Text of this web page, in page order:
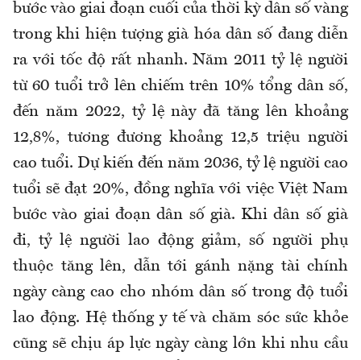
bước vào giai đoạn cuối của thời kỳ dân số vàng
trong khi hiện tượng già hóa dân số đang diễn
ra với tốc độ rất nhanh. Năm 2011 tỷ lệ người
từ 60 tuổi trở lên chiếm trên 10% tổng dân số,
đến năm 2022, tỷ lệ này đã tăng lên khoảng
12,8%, tương đương khoảng 12,5 triệu người
cao tuổi. Dự kiến đến năm 2036, tỷ lệ người cao
tuổi sẽ đạt 20%, đồng nghĩa với việc Việt Nam
bước vào giai đoạn dân số già. Khi dân số già
đi, tỷ lệ người lao động giảm, số người phụ
thuộc tăng lên, dẫn tới gánh nặng tài chính
ngày càng cao cho nhóm dân số trong độ tuổi
lao động. Hệ thống y tế và chăm sóc sức khỏe
cũng sẽ chịu áp lực ngày càng lớn khi nhu cầu